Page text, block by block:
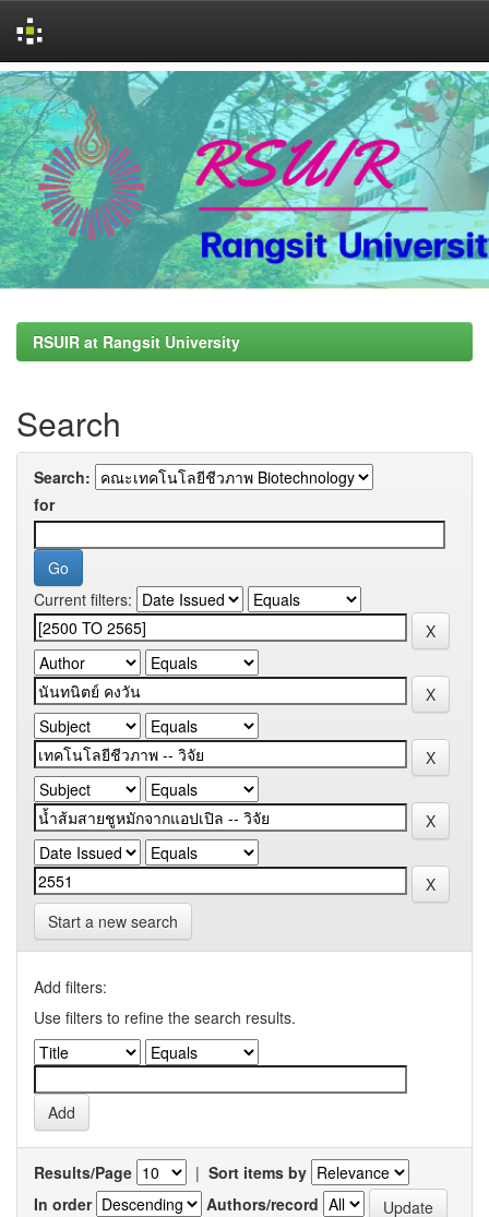
Skip
navigation
RSUIR at Rangsit University
Search
Search:
for
Current filters:
Start a new search
Add filters:
Use filters to refine the search results.
Results/Page | Sort items by
In order
Authors/record